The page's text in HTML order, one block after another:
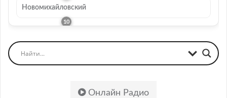
Новомихайловский
Онлайн Радио